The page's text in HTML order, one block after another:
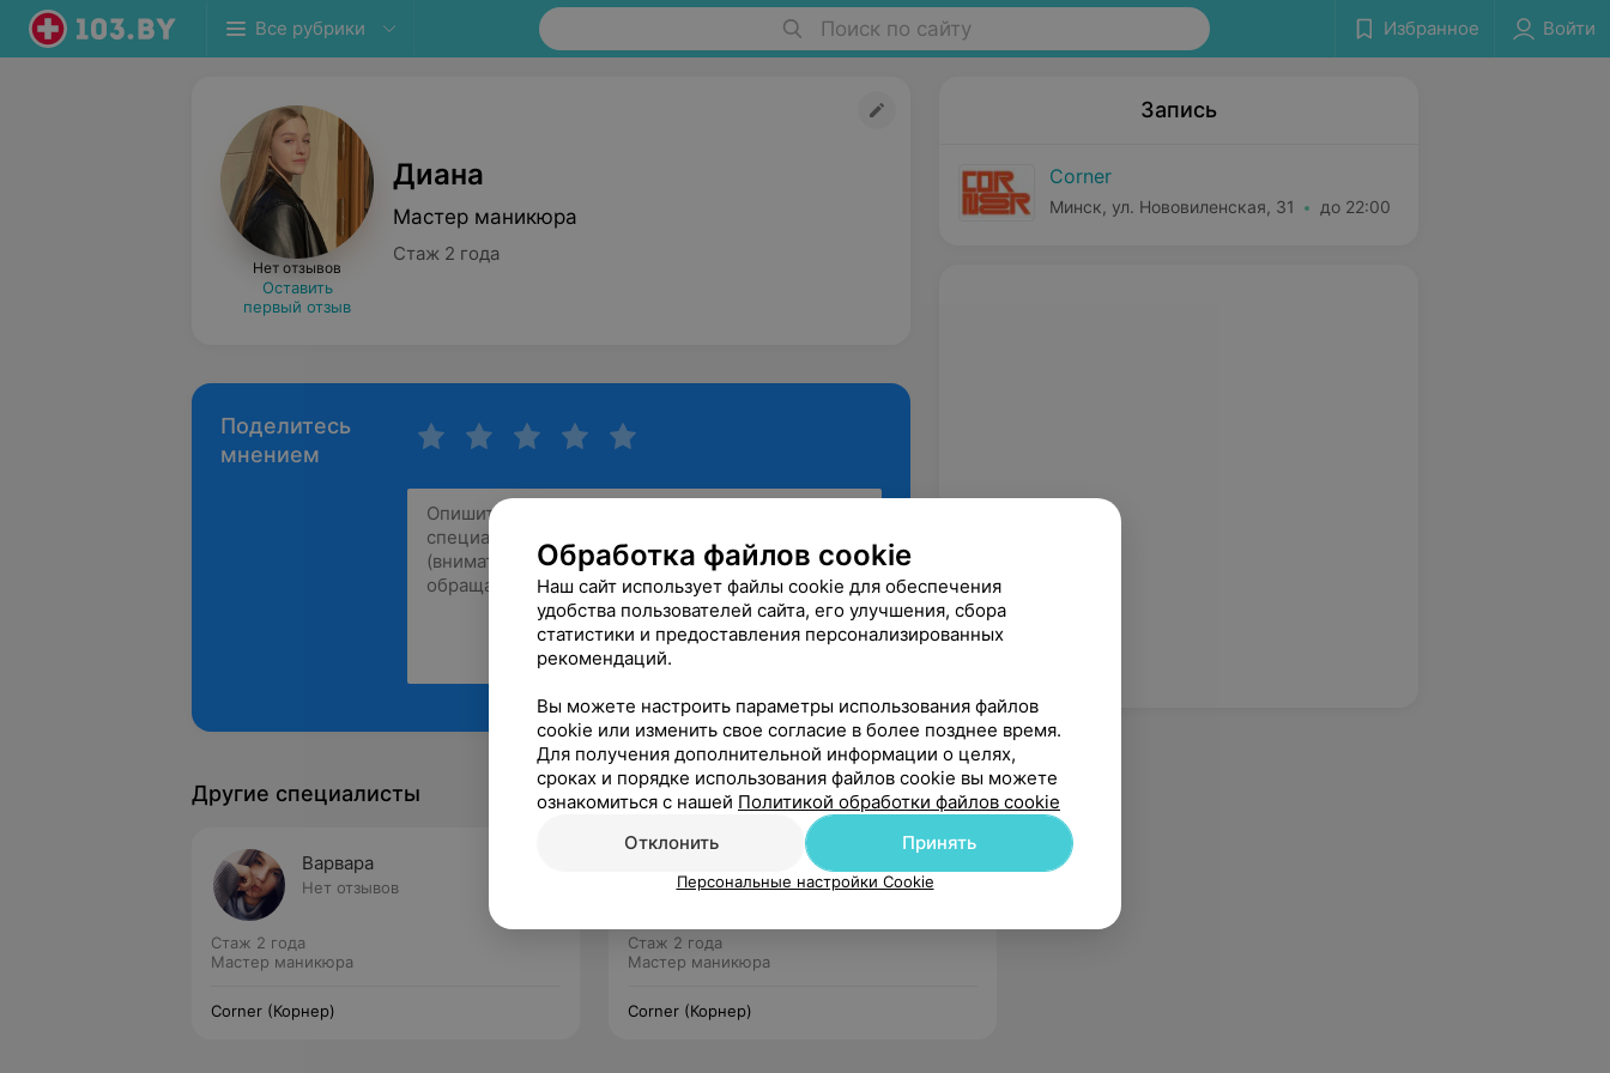
Все рубрики Поиск по сайту Избранное Войти
Нет отзывов
Оставить
первый отзыв
Диана
Мастер маникюра
Стаж 2 года
Поделитесь
мнением
Запись
Corner
Минск, ул. Нововиленская, 31 до 22:00
Другие специалисты
Варвара
Нет отзывов
Стаж 2 года
Мастер маникюра
Corner (Корнер)
Анастасия
Нет отзывов
Стаж 2 года
Мастер маникюра
Corner (Корнер)
Обработка файлов cookie
Наш сайт использует файлы cookie для обеспечения
удобства пользователей сайта, его улучшения, сбора
статистики и предоставления персонализированных
рекомендаций.
Вы можете настроить параметры использования файлов
cookie или изменить свое согласие в более позднее время.
Для получения дополнительной информации о целях,
сроках и порядке использования файлов cookie вы можете
ознакомиться с нашей Политикой обработки файлов cookie
Отклонить
Принять
Персональные настройки Cookie